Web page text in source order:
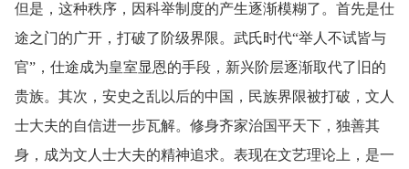
但是，这种秩序，因科举制度的产生逐渐模糊了。首先是仕
途之门的广开，打破了阶级界限。武氏时代“举人不试皆与
官”，仕途成为皇室显恩的手段，新兴阶层逐渐取代了旧的
贵族。其次，安史之乱以后的中国，民族界限被打破，文人
士大夫的自信进一步瓦解。修身齐家治国平天下，独善其
身，成为文人士大夫的精神追求。表现在文艺理论上，是一